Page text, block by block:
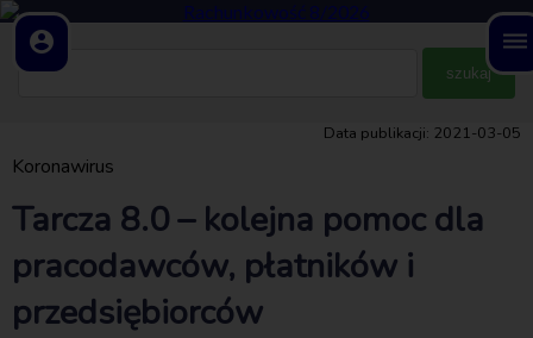
account_circle dehaze
Data publikacji: 2021-03-05
Koronawirus
Tarcza 8.0 – kolejna pomoc dla
pracodawców, płatników i
przedsiębiorców